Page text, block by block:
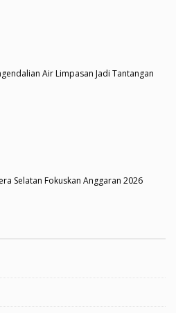
Air Limpasan Jadi Tantangan
Selatan Fokuskan Anggaran 2026